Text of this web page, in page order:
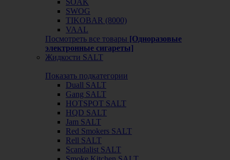
SWOG
TIKOBAR (8000)
VAAL
Посмотреть все товары [Одноразовые
электронные сигареты]
Жидкости SALT
Показать подкатегории
Duall SALT
Gang SALT
HOTSPOT SALT
HQD SALT
Jam SALT
Red Smokers SALT
Rell SALT
Scandalist SALT